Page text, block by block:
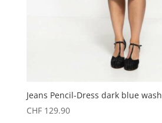
Jeans Pencil-Dress dark blue wash
CHF129.90